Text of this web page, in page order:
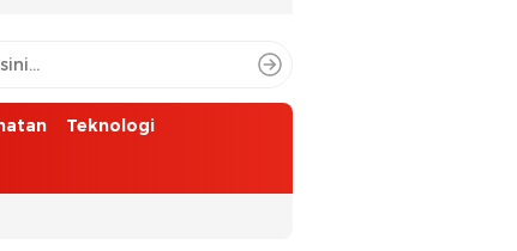
Teknologi